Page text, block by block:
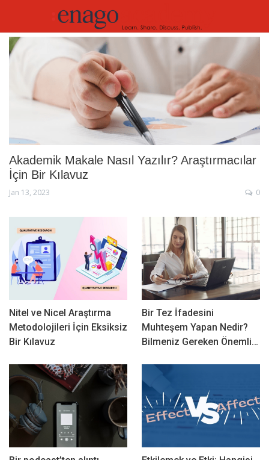
Akademik Makale Nasıl Yazılır? Araştırmacılar
İçin Bir Kılavuz
Jan 13, 2023 0
Nitel ve Nicel Araştırma
Metodolojileri İçin Eksiksiz
Bir Kılavuz
Bir Tez İfadesini
Muhteşem Yapan Nedir?
Bilmeniz Gereken Önemli…